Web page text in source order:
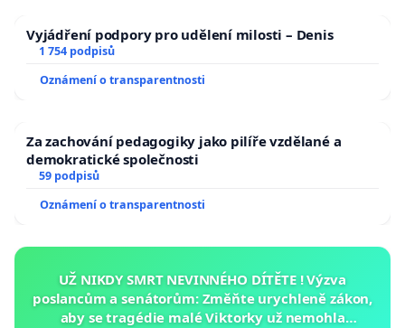
Vyjádření podpory pro udělení milosti – Denis
1 754 podpisů
Oznámení o transparentnosti
Za zachování pedagogiky jako pilíře vzdělané a
demokratické společnosti
59 podpisů
Oznámení o transparentnosti
UŽ NIKDY SMRT NEVINNÉHO DÍTĚTE ! Výzva
poslancům a senátorům: Změňte urychleně zákon,
aby se tragédie malé Viktorky už nemohla